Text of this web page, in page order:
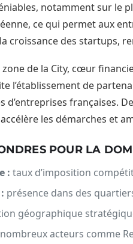
notamment sur le
ce qui permet aux
croissance des startups,
de la City, cœur
l’établissement de
d’entreprises françaises.
les démarches et
POUR LA
: taux d’imposition
présence dans des
géographique
nombreux acteurs comme